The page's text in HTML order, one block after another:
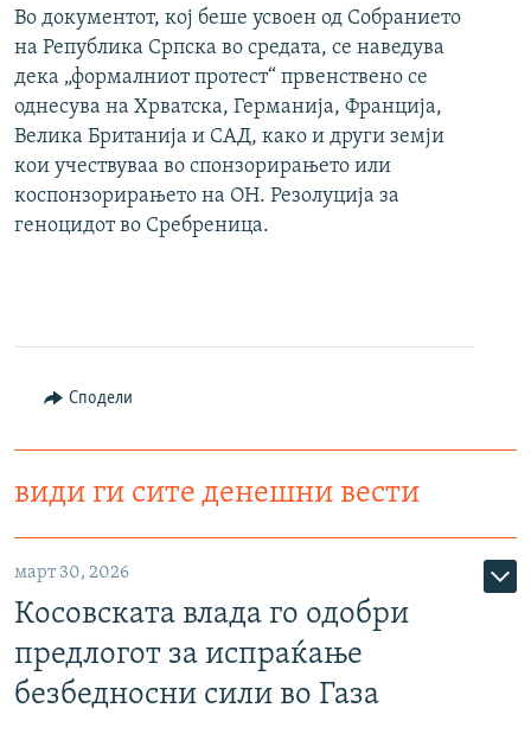
Во документот, кој беше усвоен од Собранието
на Република Српска во средата, се наведува
дека „формалниот протест“ првенствено се
однесува на Хрватска, Германија, Франција,
Велика Британија и САД, како и други земји
кои учествуваа во спонзорирањето или
коспонзорирањето на ОН. Резолуција за
геноцидот во Сребреница.
Сподели
види ги сите денешни вести
март 30, 2026
Косовската влада го одобри
предлогот за испраќање
безбедносни сили во Газа